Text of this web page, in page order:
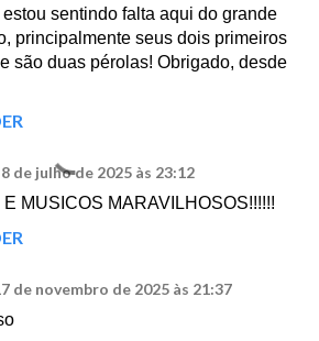
estou sentindo falta aqui do grande
principalmente seus dois primeiros
são duas pérolas! Obrigado, desde
8 de julho de 2025 às 23:12
MUSICOS MARAVILHOSOS!!!!!!
de novembro de 2025 às 21:37